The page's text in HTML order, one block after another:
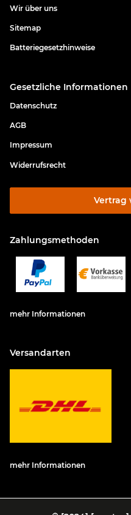
Wir über uns
Sitemap
Batteriegesetzhinweise
Gesetzliche Informationen
Datenschutz
AGB
Impressum
Widerrufsrecht
Vertrag
Zahlungsmethoden
mehr Informationen
Versandarten
mehr Informationen